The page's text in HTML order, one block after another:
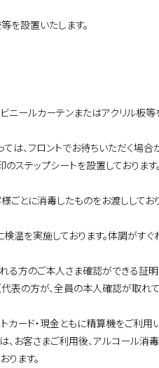
設置いたします。
ールカーテンまたはアクリル板等
は、フロントでお待ちいただく場
ステップシートを設置しております。
ごとに消毒したものをお渡ししてお
温を実施しております。体調がすぐ
方のご本人さま確認ができる証
代表の方が、全員の本人確認が取
ード・現金ともに精算機をご利用
、お客さまご利用後、アルコール消
ります。